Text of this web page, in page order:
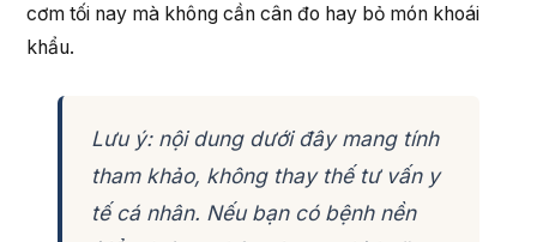
cơm tối nay mà không cần cân đo hay bỏ món khoái
khẩu.
Lưu ý: nội dung dưới đây mang tính
tham khảo, không thay thế tư vấn y
tế cá nhân. Nếu bạn có bệnh nền